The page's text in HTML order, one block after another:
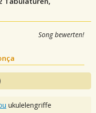
Song bewerten!
ukulelengriffe